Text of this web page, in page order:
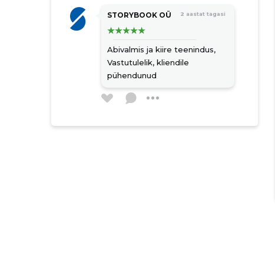
STORYBOOK OÜ 2 aastat tagasi
Abivalmis ja kiire teenindus,
Vastutulelik, kliendile
pühendunud